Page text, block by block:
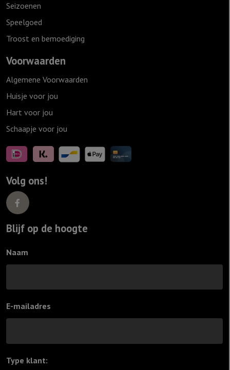
Seizoenen
Speelgoed
Troost en bemoediging
Voorwaarden
Algemene Voorwaarden
Huisje voor jou
Hart voor jou
Schaapje voor jou
Volg ons!
Blijf op de hoogte
Naam
E-mailadres
Type klant: